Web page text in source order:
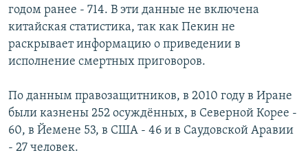
ЫҢГАЙСЫЗ СУРООЛОР
ЭЕ/АРнун бардык сайттары
годом ранее - 714. В эти данные не включена
китайская статистика, так как Пекин не
раскрывает информацию о приведении в
исполнение смертных приговоров.
По данным правозащитников, в 2010 году в Иране
были казнены 252 осуждённых, в Северной Корее -
60, в Йемене 53, в США - 46 и в Саудовской Аравии
- 27 человек.